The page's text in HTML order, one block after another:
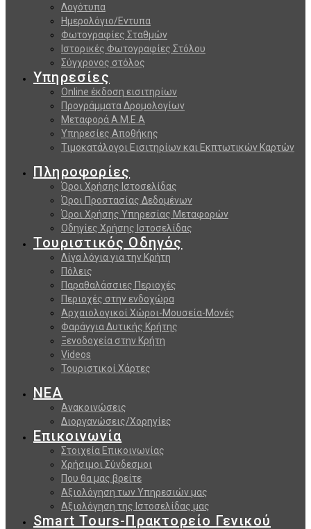
Λογότυπα
Ημερολόγιο/Εντυπα
Φωτογραφίες Σταθμών
Ιστορικές Φωτογραφίες Στόλου
Σύγχρονος στόλος
Υπηρεσίες
Online έκδοση εισιτηρίων
Προγράμματα Δρομολογίων
Μεταφορά Α.Μ.Ε.Α
Υπηρεσίες Αποθήκης
Τιμοκατάλογοι Εισιτηρίων και Εκπτωτικών Καρτών
Πληροφορίες
Όροι Χρήσης Ιστοσελίδας
Όροι Προστασίας Δεδομένων
Όροι Χρήσης Υπηρεσίας Μεταφορών
Οδηγίες Χρήσης Ιστοσελίδας
Τουριστικός Οδηγός
Λίγα λόγια για την Κρήτη
Πόλεις
Παραθαλάσσιες Περιοχές
Περιοχές στην ενδοχώρα
Αρχαιολογικοί Χώροι-Μουσεία-Μονές
Φαράγγια Δυτικής Κρήτης
Ξενοδοχεία στην Κρήτη
Videos
Τουριστικοί Χάρτες
ΝΕΑ
Ανακοινώσεις
Διοργανώσεις/Χορηγίες
Επικοινωνία
Στοιχεία Επικοινωνίας
Χρήσιμοι Σύνδεσμοι
Που θα μας βρείτε
Αξιολόγηση των Υπηρεσιών μας
Αξιολόγηση της Ιστοσελίδας μας
Smart Tours-Πρακτορείο Γενικού